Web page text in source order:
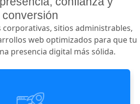
conversión
corporativas, sitios administrables,
web optimizados para que tu
presencia digital más sólida.